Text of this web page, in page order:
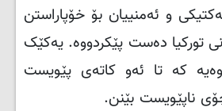
و ئەمنییان بۆ خۆپاراستن
تورکیا دەست پێکردووە. یەکێک
کە تا ئەو کاتەی پێویست
ناپێویست بێنن.